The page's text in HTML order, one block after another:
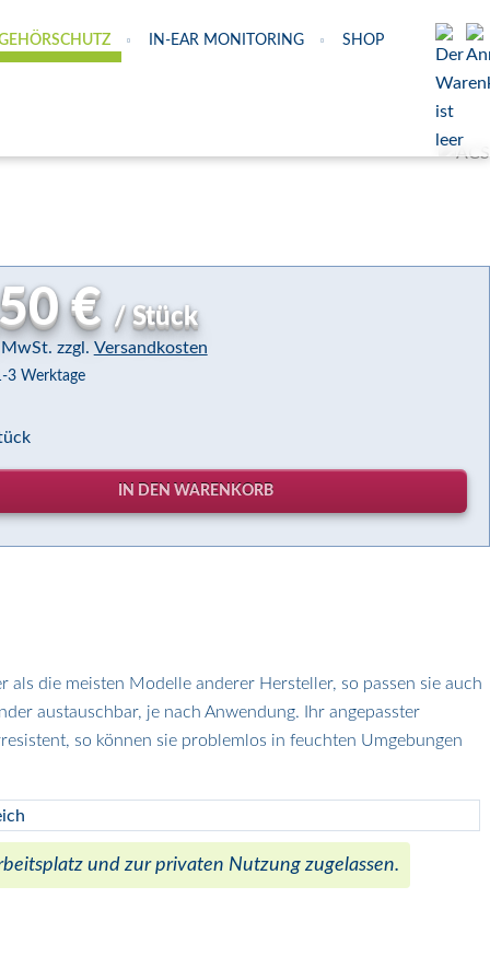
IN-EAR MONITORING SHOP
€ /Stück
MwSt. zzgl. Versandkosten
3 Werktage
die meisten Modelle anderer Hersteller, so passen sie auch
austauschbar, je nach Anwendung. Ihr angepasster
so können sie problemlos in feuchten Umgebungen
und zur privaten Nutzung zugelassen.